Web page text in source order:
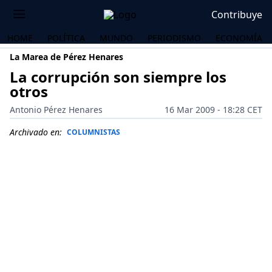
Contribuye
HOME POLÍTICA MUNDO PERIODISMO
ECONOMÍA
La Marea de Pérez Henares
La corrupción son siempre los
otros
Antonio Pérez Henares
16 Mar 2009 - 18:28 CET
Archivado en: COLUMNISTAS